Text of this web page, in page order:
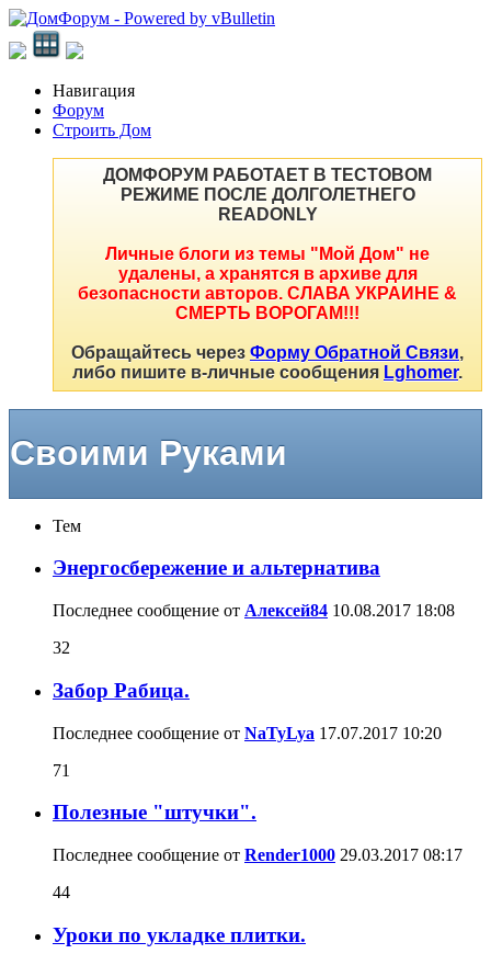
Навигация
Форум
Строить Дом
ДОМФОРУМ РАБОТАЕТ В ТЕСТОВОМ
РЕЖИМЕ ПОСЛЕ ДОЛГОЛЕТНЕГО
READONLY
Личные блоги из темы "Мой Дом" не
удалены, а хранятся в архиве для
безопасности авторов. СЛАВА УКРАИНЕ &
СМЕРТЬ ВОРОГАМ!!!
Обращайтесь через Форму Обратной Связи,
либо пишите в-личные сообщения Lghomer.
Своими Руками
Тем
Энергосбережение и альтернатива
Последнее сообщение от Алексей84 10.08.2017 18:08
32
Забор Рабица.
Последнее сообщение от NaTyLya 17.07.2017 10:20
71
Полезные "штучки".
Последнее сообщение от Render1000 29.03.2017 08:17
44
Уроки по укладке плитки.